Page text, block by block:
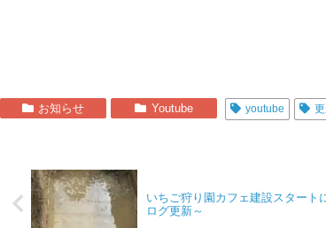
お知らせ Youtube youtube
いちご狩り園カフェ建設スタート
ログ更新～